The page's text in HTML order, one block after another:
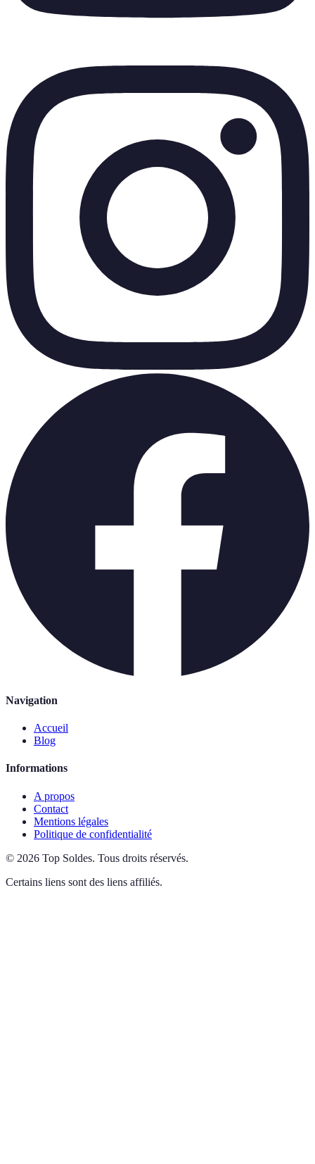
Navigation
Accueil
Blog
Informations
A propos
Contact
Mentions légales
Politique de confidentialité
© 2026 Top Soldes. Tous droits réservés.
Certains liens sont des liens affiliés.